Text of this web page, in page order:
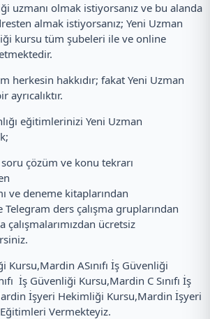
uzmanı olmak istiyorsanız ve bu alanda
almak istiyorsanız; Yeni Uzman
kursu tüm şubeleri ile ve online
herkesin hakkıdır; fakat Yeni Uzman
eğitimlerinizi Yeni Uzman
soru çözüm ve konu tekrarı
ve deneme kitaplarından
Telegram ders çalışma gruplarından
çalışmalarımızdan ücretsiz
Kursu,Mardin ASınıfı İş Güvenliği
İş Güvenliği Kursu,Mardin C Sınıfı İş
İşyeri Hekimliği Kursu,Mardin İşyeri
Vermekteyiz.